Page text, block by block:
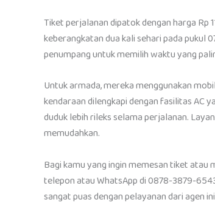
Tiket perjalanan dipatok dengan harga Rp
keberangkatan dua kali sehari pada pukul
penumpang untuk memilih waktu yang
Untuk armada, mereka menggunakan
kendaraan dilengkapi dengan fasilitas AC
duduk lebih rileks selama perjalanan.
memudahkan.
Bagi kamu yang ingin memesan tiket atau
telepon atau WhatsApp di 0878-3879-
sangat puas dengan pelayanan dari agen